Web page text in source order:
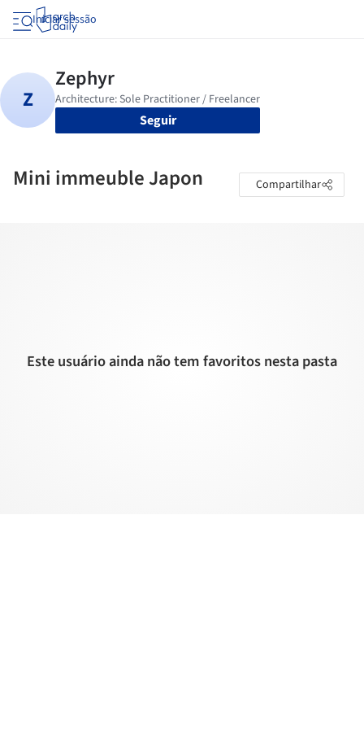
Iniciar sessão
Seguir
Mini immeuble Japon Compartilhar
Este usuário ainda não tem favoritos nesta pasta